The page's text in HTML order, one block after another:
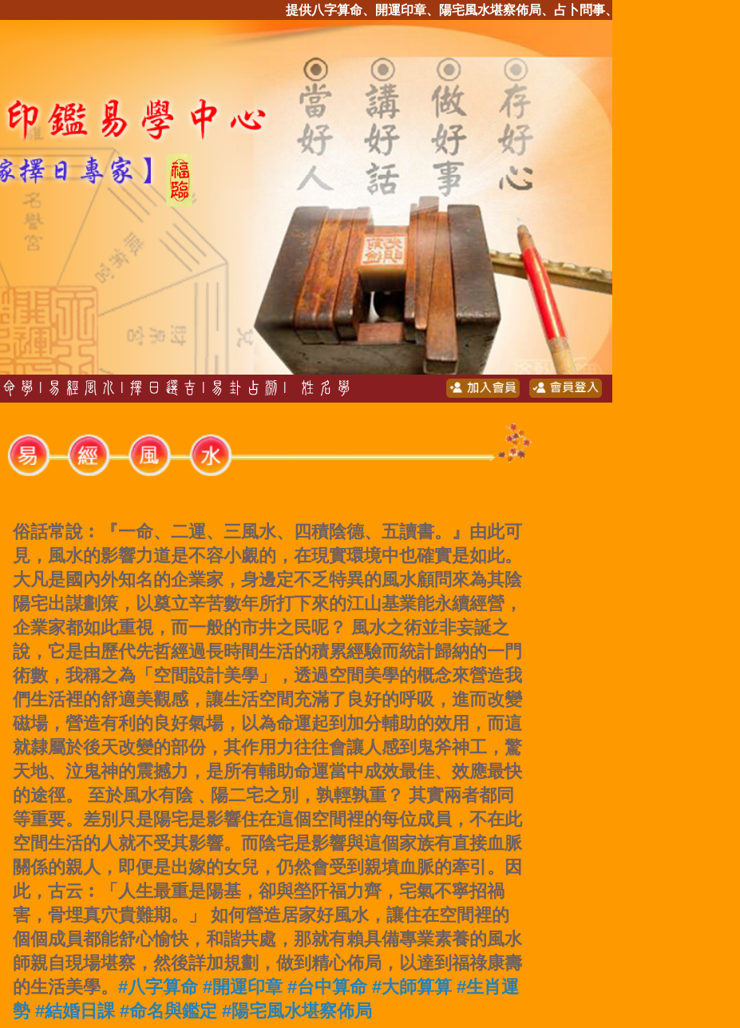
提供八字算命、開運印章、陽宅風水堪察佈局、占卜問事、新生兒或公司取名、嫁娶合
| | | |
俗話常說︰『一命、二運、三風水、四積陰德、五讀書。』由此可
見，風水的影響力道是不容小覷的，在現實環境中也確實是如此。
大凡是國內外知名的企業家，身邊定不乏特異的風水顧問來為其陰
陽宅出謀劃策，以奠立辛苦數年所打下來的江山基業能永續經營，
企業家都如此重視，而一般的市井之民呢？ 風水之術並非妄誕之
說，它是由歷代先哲經過長時間生活的積累經驗而統計歸納的一門
術數，我稱之為「空間設計美學」，透過空間美學的概念來營造我
們生活裡的舒適美觀感，讓生活空間充滿了良好的呼吸，進而改變
磁場，營造有利的良好氣場，以為命運起到加分輔助的效用，而這
就隸屬於後天改變的部份，其作用力往往會讓人感到鬼斧神工，驚
天地、泣鬼神的震撼力，是所有輔助命運當中成效最佳、效應最快
的途徑。 至於風水有陰﹑陽二宅之別，孰輕孰重？ 其實兩者都同
等重要。差別只是陽宅是影響住在這個空間裡的每位成員，不在此
空間生活的人就不受其影響。而陰宅是影響與這個家族有直接血脈
關係的親人，即便是出嫁的女兒，仍然會受到親墳血脈的牽引。因
此，古云︰「人生最重是陽基，卻與塋阡福力齊，宅氣不寧招禍
害，骨埋真穴貴難期。」 如何營造居家好風水，讓住在空間裡的
個個成員都能舒心愉快，和諧共處，那就有賴具備專業素養的風水
師親自現場堪察，然後詳加規劃，做到精心佈局，以達到福祿康壽
的生活美學。 #八字算命 #開運印章 #台中算命 #大師算算 #生肖運
勢 #結婚日課 #命名與鑑定 #陽宅風水堪察佈局